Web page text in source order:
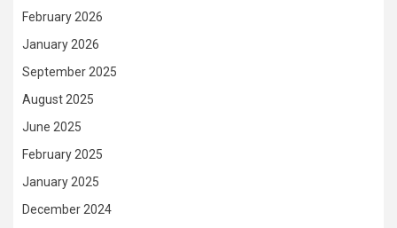
February 2026
January 2026
September 2025
August 2025
June 2025
February 2025
January 2025
December 2024